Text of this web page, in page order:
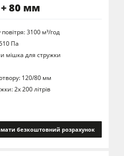
80 мм
3100 м³/год
Па
мішка для стружки
120/80 мм
2х 200 літрів
безкоштовний розрахунок